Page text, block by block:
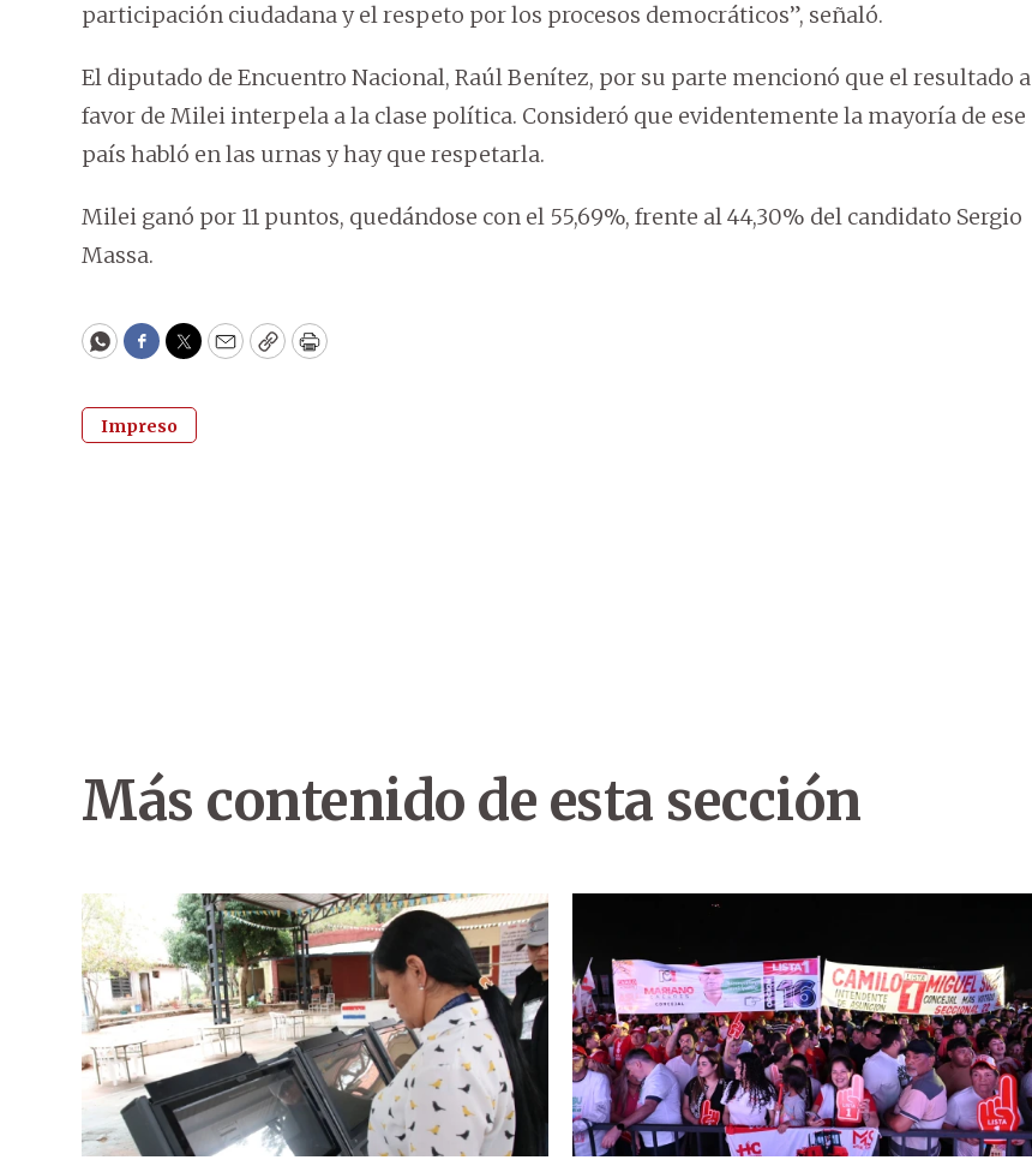
participación ciudadana y el respeto por los procesos democráticos”, señaló.
El diputado de Encuentro Nacional, Raúl Benítez, por su parte mencionó que el resultado a
favor de Milei interpela a la clase política. Consideró que evidentemente la mayoría de ese
país habló en las urnas y hay que respetarla.
Milei ganó por 11 puntos, quedándose con el 55,69%, frente al 44,30% del candidato Sergio
Massa.
WhatsApp
Facebook
Twitter
EmailCopyPrint
Impreso
Más contenido de esta sección